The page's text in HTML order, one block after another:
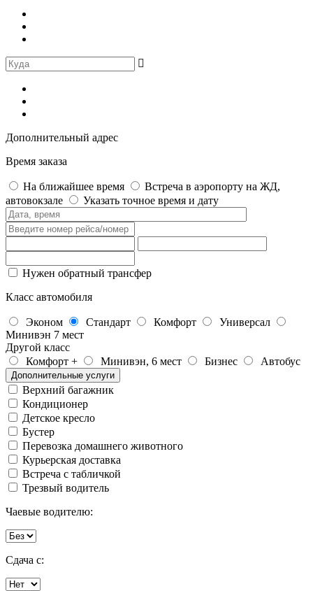
Дополнительный адрес
Время заказа
На ближайшее время
Встреча в аэропорту на ЖД,
автовокзале
Указать точное время и дату
Нужен обратный трансфер
Класс автомобиля
Эконом Стандарт Комфорт
Универсал
Минивэн 7 мест
Другой класс
Комфорт +
Минивэн, 6 мест Бизнес Автобус
Дополнительные услуги
Верхний багажник
Кондиционер
Детское кресло
Бустер
Перевозка домашнего животного
Курьерская доставка
Встреча с табличкой
Трезвый водитель
Чаевые водителю:
Сдача с: